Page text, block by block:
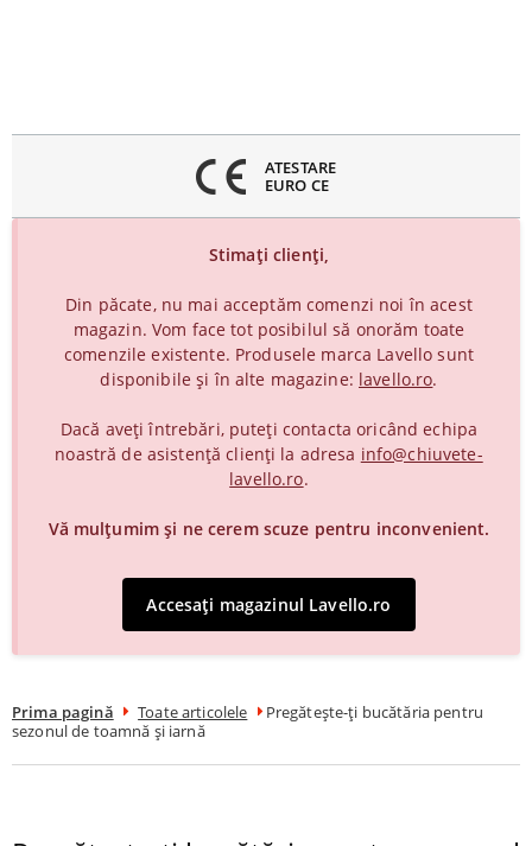
GĂURI DATE
LA COMANDĂ
Stimați clienți,
Din păcate, nu mai acceptăm comenzi noi în acest
magazin. Vom face tot posibilul să onorăm toate
comenzile existente. Produsele marca Lavello sunt
disponibile și în alte magazine: lavello.ro.
Dacă aveți întrebări, puteți contacta oricând echipa
noastră de asistență clienți la adresa info@chiuvete-
lavello.ro.
Vă mulțumim și ne cerem scuze pentru inconvenient.
Accesați magazinul Lavello.ro
Prima pagină Toate articolele
Pregătește-ți bucătăria pentru
sezonul de toamnă și iarnă